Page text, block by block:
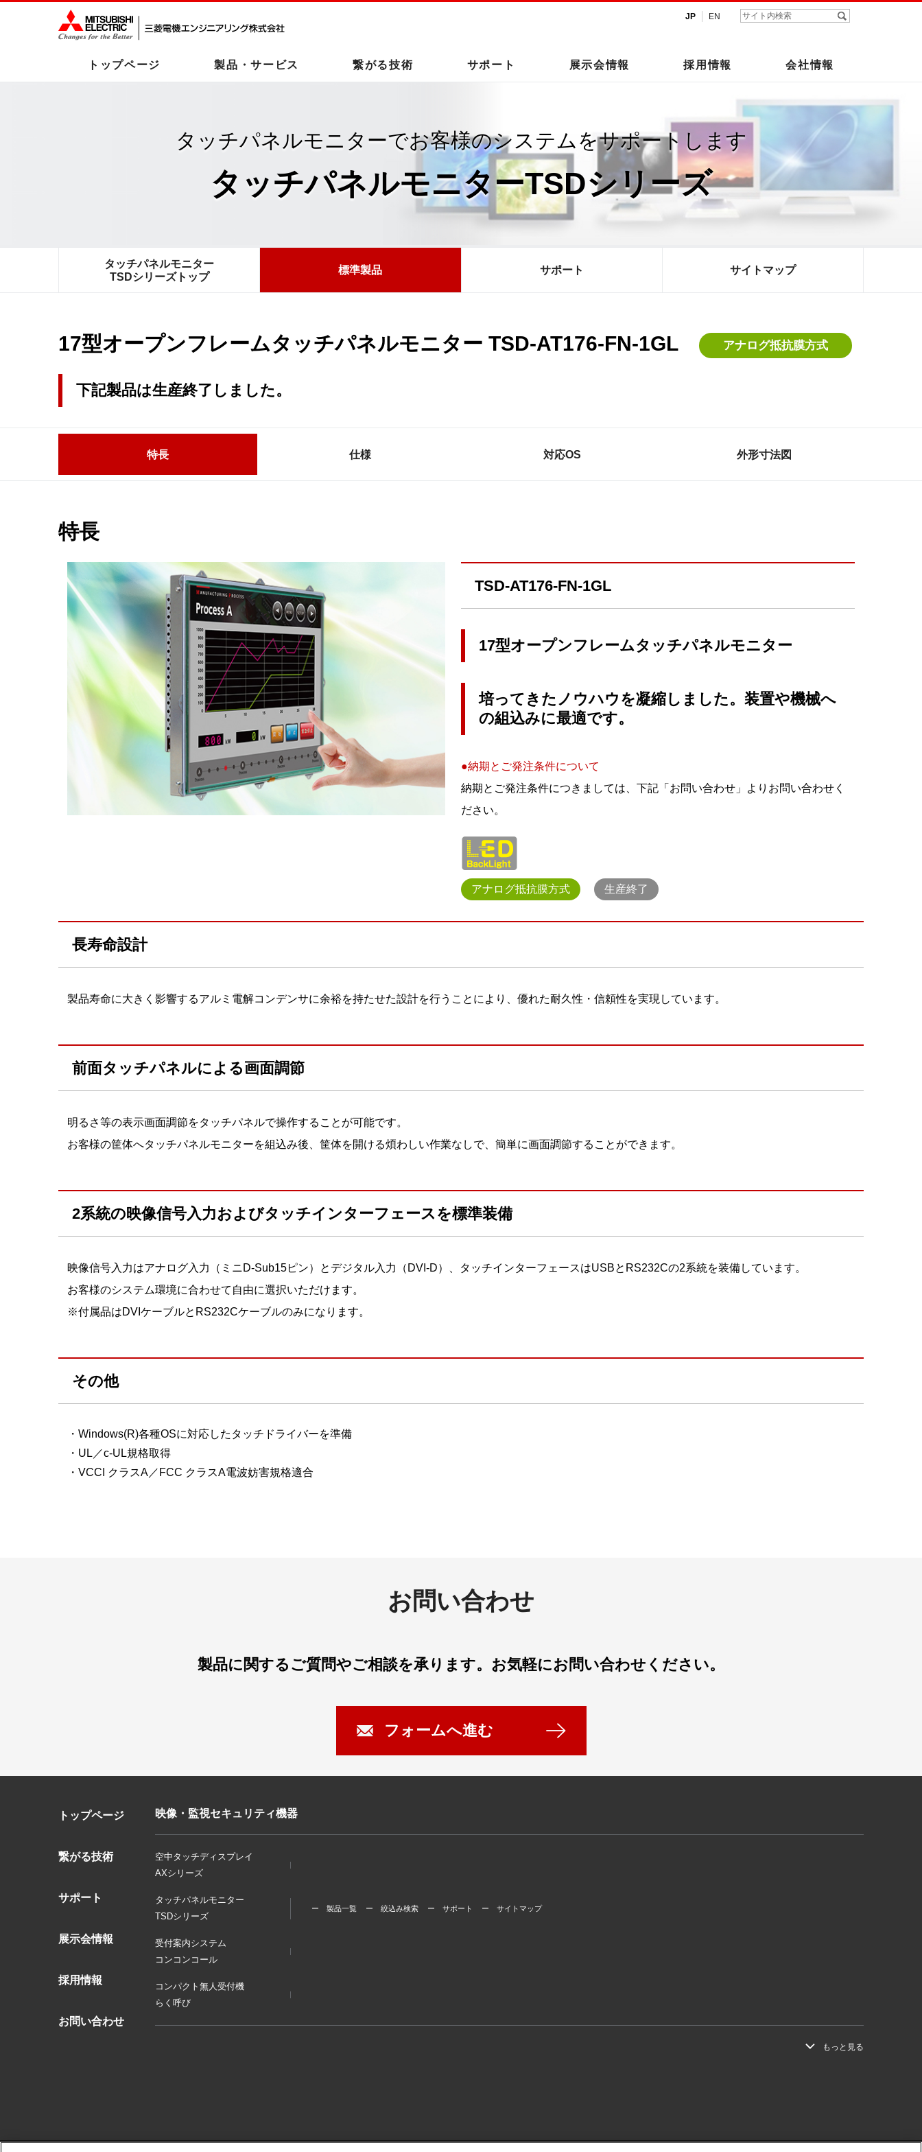
JP EN
トップページ 製品・サービス 繋がる技術 サポート 展示会情報 採用情報 会社情報
タッチパネルモニターでお客様のシステムをサポートします
タッチパネルモニターTSDシリーズ
タッチパネルモニター
TSDシリーズトップ
標準製品 サポート サイトマップ
17型オープンフレームタッチパネルモニター TSD-AT176-FN-1GL アナログ抵抗膜方式
下記製品は生産終了しました。
特長 仕様 対応OS 外形寸法図
特長
TSD-AT176-FN-1GL
17型オープンフレームタッチパネルモニター
培ってきたノウハウを凝縮しました。装置や機械へ
の組込みに最適です。
●納期とご発注条件について
納期とご発注条件につきましては、下記「お問い合わせ」よりお問い合わせく
ださい。
アナログ抵抗膜方式 生産終了
長寿命設計
製品寿命に大きく影響するアルミ電解コンデンサに余裕を持たせた設計を行うことにより、優れた耐久性・信頼性を実現しています。
前面タッチパネルによる画面調節
明るさ等の表示画面調節をタッチパネルで操作することが可能です。
お客様の筐体へタッチパネルモニターを組込み後、筐体を開ける煩わしい作業なしで、簡単に画面調節することができます。
2系統の映像信号入力およびタッチインターフェースを標準装備
映像信号入力はアナログ入力（ミニD-Sub15ピン）とデジタル入力（DVI-D）、タッチインターフェースはUSBとRS232Cの2系統を装備しています。
お客様のシステム環境に合わせて自由に選択いただけます。
※付属品はDVIケーブルとRS232Cケーブルのみになります。
その他
・Windows(R)各種OSに対応したタッチドライバーを準備
・UL／c-UL規格取得
・VCCI クラスA／FCC クラスA電波妨害規格適合
お問い合わせ
製品に関するご質問やご相談を承ります。 お気軽にお問い合わせください。
フォームへ進む
トップページ
繋がる技術
サポート
展示会情報
採用情報
お問い合わせ
映像・監視セキュリティ機器
空中タッチディスプレイ
AXシリーズ
タッチパネルモニター
TSDシリーズ
ー 製品一覧 ー 絞込み検索 ー サポート ー サイトマップ
受付案内システム
コンコンコール
コンパクト無人受付機
らく呼び
もっと見る